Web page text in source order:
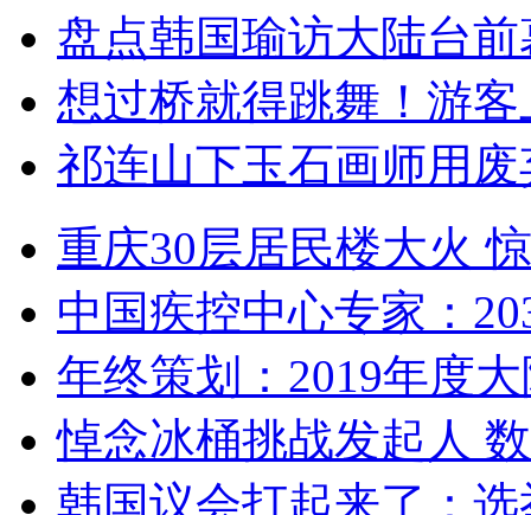
盘点韩国瑜访大陆台
想过桥就得跳舞！游客
祁连山下玉石画师用
重庆30层居民楼大火
中国疾控中心专家：
年终策划：2019年度
悼念冰桶挑战发起人
韩国议会打起来了：